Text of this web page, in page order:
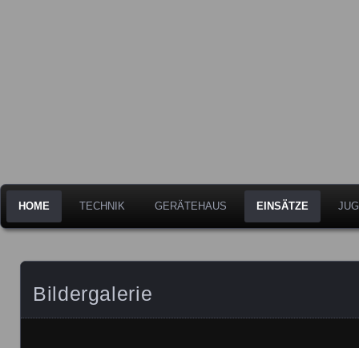
HOME TECHNIK GERÄTEHAUS EINSÄTZE
Bildergalerie